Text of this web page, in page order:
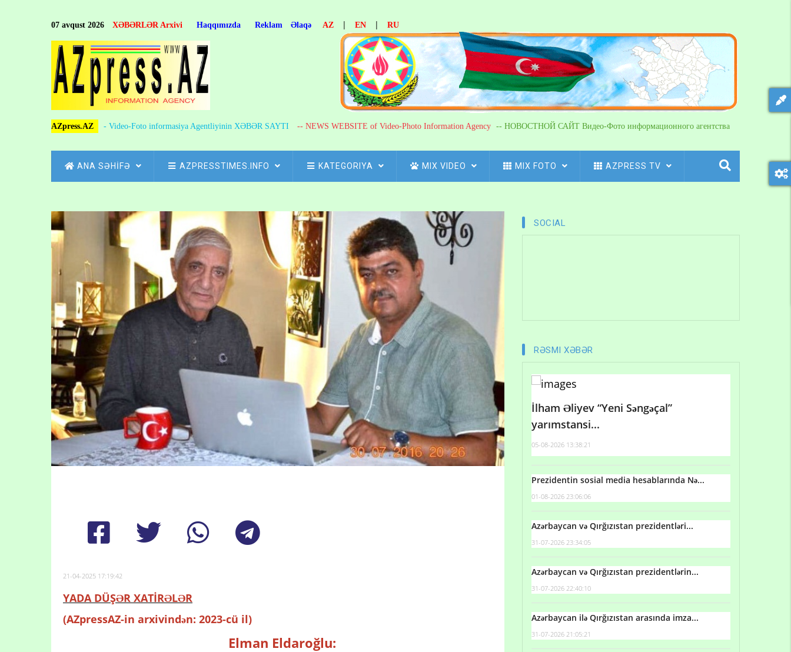
07 avqust 2026 XƏBƏRLƏR Arxivi Haqqımızda Reklam Əlaqə AZ | EN | RU
AZpress.AZ - Video-Foto informasiya Agentliyinin XƏBƏR SAYTI -- NEWS WEBSITE of Video-Photo Information Agency -- НОВОСТНОЙ САЙТ Видео-Фото информационного агентства
MAIN
NAVIGATION
ANA SƏHİFƏ AZPRESSTIMES.INFO KATEGORIYA MIX VIDEO MIX FOTO AZPRESS TV
Breadcrumb
21-04-2025 17:19:42
YADA DÜŞƏR XATİRƏLƏR
(AZpressAZ-in arxivindən: 2023-cü il)
Elman Eldaroğlu:
SOCIAL
RƏSMI XƏBƏR
İlham Əliyev “Yeni Səngəçal”
yarımstansi...
05-08-2026 13:38:21
Prezidentin sosial media hesablarında Nə...
01-08-2026 23:06:06
Azərbaycan və Qırğızıstan prezidentləri...
31-07-2026 23:34:05
Azərbaycan və Qırğızıstan prezidentlərin...
31-07-2026 22:40:10
Azərbaycan ilə Qırğızıstan arasında imza...
31-07-2026 21:05:21